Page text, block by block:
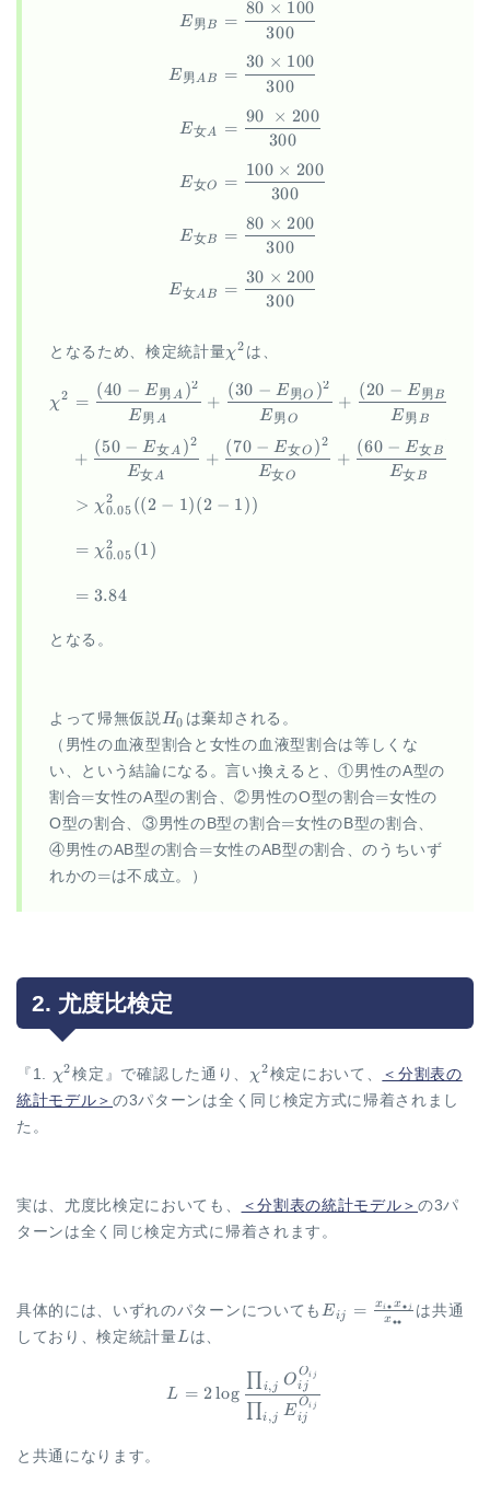
E男B
E男AB
E女A
E女O
E女B
E女AB
=
300
80 × 100
=
300
30 × 100
=
300
90 × 200
=
300
100 × 200
=
300
80 × 200
=
300
30 × 200
となるため、検定統計量\chi^2
χ2 は、
\begin{aligned} \chi^2 &=
χ2 =
E男A
(40 − E男A )2
+
E男O
(30 − E男O )2
+
E男B
(20 − E男B
+
E女A
(50 − E女A )2
+
E女O
(70 − E女O )2
+
E女B
(60 − E女B
> χ0.05
2 ((2 − 1 )(2 − 1 ))
= χ0.05
2 (1)
= 3.84
となる。
よって帰無仮説 H_0
H0 は棄却される。
（男性の血液型割合と女性の血液型割合は等しくな
い、という結論になる。言い換えると、①男性のA型の
割合=
=女性のA型の割合、②男性のO型の割合=
=女性の
O型の割合、③男性のB型の割合=
=女性のB型の割合、
④男性のAB型の割合 =
=女性のAB型の割合、のうちいず
れかの=
=は不成立。）
2. 尤度比検定
『1. \chi^2
χ2検定』で確認した通り、 \chi^2
χ2検定において、
＜分割表の
統計モデル＞の3パターンは全く同じ検定方式に帰着されまし
た。
実は、尤度比検定においても、 ＜分割表の統計モデル＞の3パ
ターンは全く同じ検定方式に帰着されます。
具体的には、いずれのパターンについても E_{ij}=\frac{x_{i
Eij = x∙∙
xi∙ x∙ j
は共通
しており、検定統計量 L
L は、
\begin{aligned} L &= 2
L = 2log
∏i,j Eij
Oij
∏i,j Oij
Oij
と共通になります。